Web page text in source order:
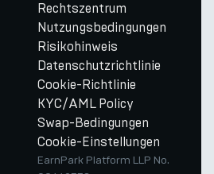
Rechtszentrum
Nutzungsbedingungen
Risikohinweis
Datenschutzrichtlinie
Cookie-Richtlinie
KYC/AML Policy
Swap-Bedingungen
Cookie-Einstellungen
EarnPark Platform LLP No.